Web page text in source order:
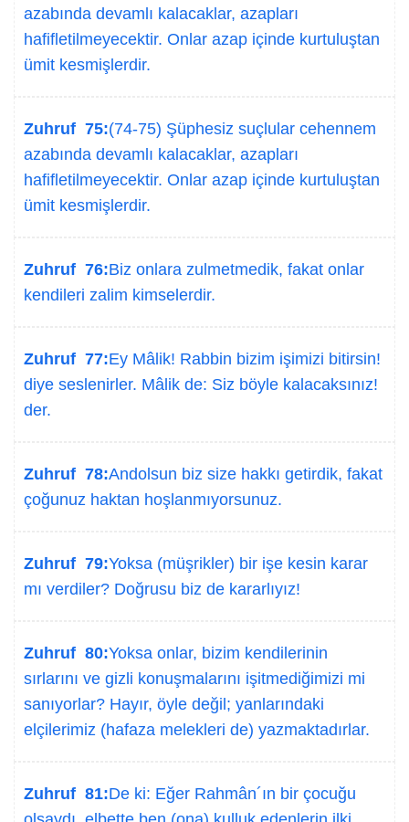
azabında devamlı kalacaklar, azapları
hafifletilmeyecektir. Onlar azap içinde kurtuluştan
ümit kesmişlerdir.
Zuhruf 75:(74-75) Şüphesiz suçlular cehennem
azabında devamlı kalacaklar, azapları
hafifletilmeyecektir. Onlar azap içinde kurtuluştan
ümit kesmişlerdir.
Zuhruf 76:Biz onlara zulmetmedik, fakat onlar
kendileri zalim kimselerdir.
Zuhruf 77:Ey Mâlik! Rabbin bizim işimizi bitirsin!
diye seslenirler. Mâlik de: Siz böyle kalacaksınız!
der.
Zuhruf 78:Andolsun biz size hakkı getirdik, fakat
çoğunuz haktan hoşlanmıyorsunuz.
Zuhruf 79:Yoksa (müşrikler) bir işe kesin karar
mı verdiler? Doğrusu biz de kararlıyız!
Zuhruf 80:Yoksa onlar, bizim kendilerinin
sırlarını ve gizli konuşmalarını işitmediğimizi mi
sanıyorlar? Hayır, öyle değil; yanlarındaki
elçilerimiz (hafaza melekleri de) yazmaktadırlar.
Zuhruf 81:De ki: Eğer Rahmân´ın bir çocuğu